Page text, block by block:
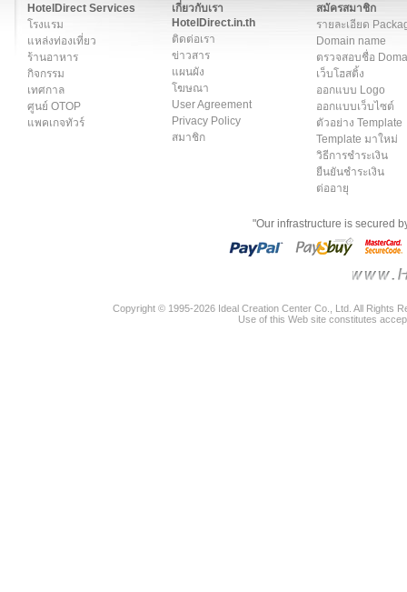
HotelDirect Services
โรงแรม
แหล่งท่องเที่ยว
ร้านอาหาร
กิจกรรม
เทศกาล
ศูนย์ OTOP
แพคเกจทัวร์
เกี่ยวกับเรา
HotelDirect.in.th
ติดต่อเรา
ข่าวสาร
แผนผัง
โฆษณา
User Agreement
Privacy Policy
สมาชิก
สมัครสมาชิก
รายละเอียด
Domain name
ตรวจสอบชื่อ
เว็บโฮสติ้ง
ออกแบบ Logo
ออกแบบเว็บไซต์
ตัวอย่าง Template
Template มาใหม่
วิธีการชำระเงิน
ยืนยันชำระเงิน
ต่ออายุ
"Our infrastructure is secured
Copyright © 1995-2026 Ideal Creation Center Co., Ltd. All Rights
Use of this Web site constitutes